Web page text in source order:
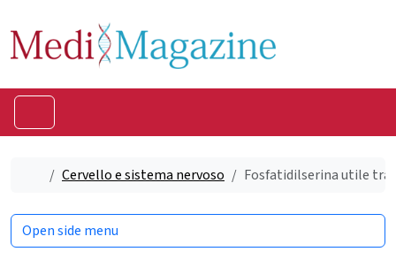
Home
Cervello e sistema nervoso Fosfatidilserina utile
Open side menu